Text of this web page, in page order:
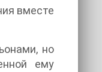
вместе
но
ему